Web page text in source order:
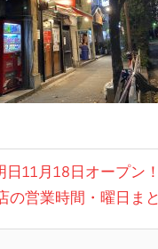
日11月18日オープン
の営業時間・曜日ま